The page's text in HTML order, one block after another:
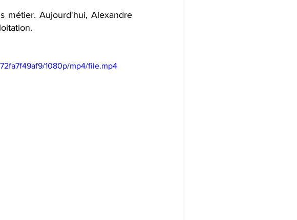
métier. Aujourd'hui, Alexandre
1080p/mp4/file.mp4